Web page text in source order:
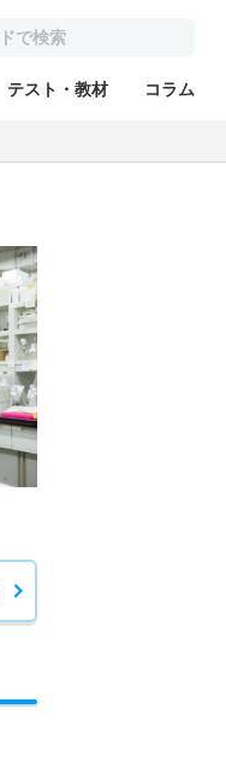
テスト・教材 コラム